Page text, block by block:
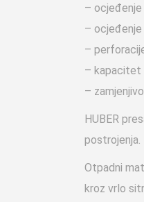
–
– ocjeđenje
–
– kapacitet
–
HUBER
postrojenja.
Otpadni
kroz vrlo